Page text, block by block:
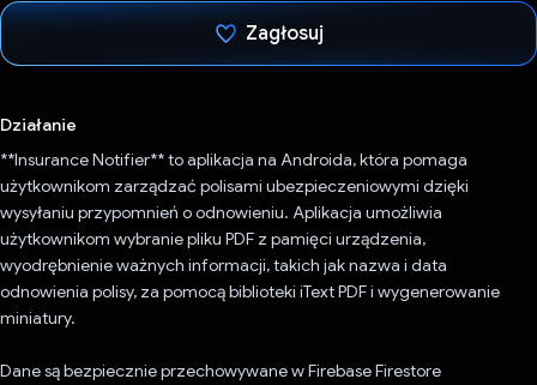
Zagłosuj
Działanie
**Insurance Notifier** to aplikacja na Androida, która pomaga
użytkownikom zarządzać polisami ubezpieczeniowymi dzięki
wysyłaniu przypomnień o odnowieniu. Aplikacja umożliwia
użytkownikom wybranie pliku PDF z pamięci urządzenia,
wyodrębnienie ważnych informacji, takich jak nazwa i data
odnowienia polisy, za pomocą biblioteki iText PDF i wygenerowanie
miniatury.
Dane są bezpiecznie przechowywane w Firebase Firestore